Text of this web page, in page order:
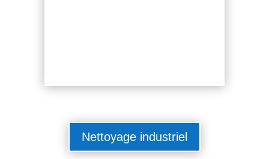
Nettoyage industriel